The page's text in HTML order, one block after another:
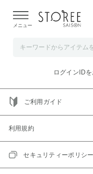
よる配送遅延が発生して
メニュー
ご指定のアイテムは取り
トップへ戻る
ログインID
ご利用ガイド
利用規約
セキュリティーポリシー